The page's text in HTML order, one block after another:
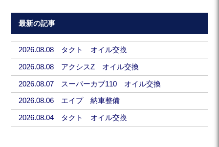
最新の記事
2026.08.08 タクト オイル交換
2026.08.08 アクシスZ オイル交換
2026.08.07 スーパーカブ110 オイル交換
2026.08.06 エイプ 納車整備
2026.08.04 タクト オイル交換